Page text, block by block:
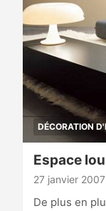
DÉCORATION
Espace
27 janvier 2007
De plus en